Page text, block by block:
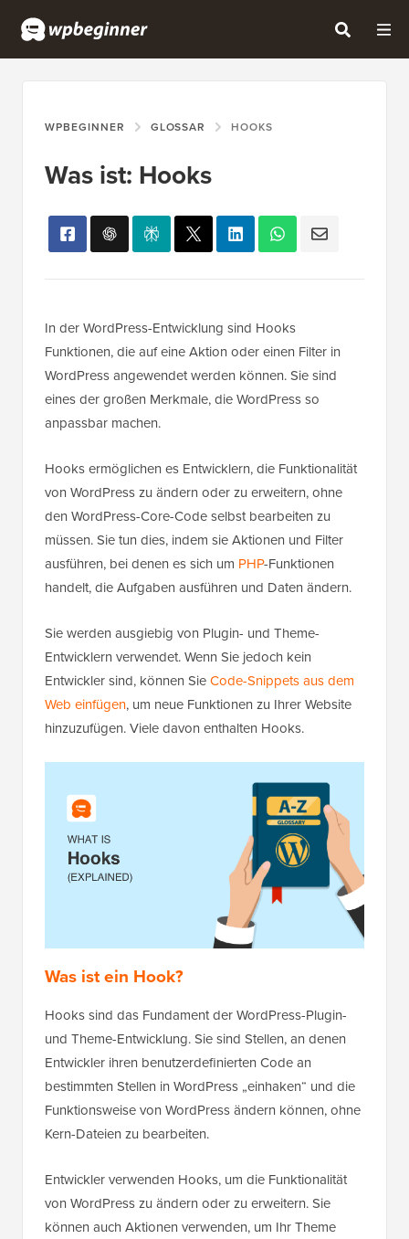
WPBEGINNER GLOSSAR HOOKS
Was ist: Hooks
In der WordPress-Entwicklung sind Hooks
Funktionen, die auf eine Aktion oder einen Filter in
WordPress angewendet werden können. Sie sind
eines der großen Merkmale, die WordPress so
anpassbar machen.
Hooks ermöglichen es Entwicklern, die Funktionalität
von WordPress zu ändern oder zu erweitern, ohne
den WordPress-Core-Code selbst bearbeiten zu
müssen. Sie tun dies, indem sie Aktionen und Filter
ausführen, bei denen es sich um PHP-Funktionen
handelt, die Aufgaben ausführen und Daten ändern.
Sie werden ausgiebig von Plugin- und Theme-
Entwicklern verwendet. Wenn Sie jedoch kein
Entwickler sind, können SieCode-Snippets aus dem
Web einfügen, um neue Funktionen zu Ihrer Website
hinzuzufügen. Viele davon enthalten Hooks.
Was ist ein Hook?
Hooks sind das Fundament der WordPress-Plugin-
und Theme-Entwicklung. Sie sind Stellen, an denen
Entwickler ihren benutzerdefinierten Code an
bestimmten Stellen in WordPress „einhaken“ und die
Funktionsweise von WordPress ändern können, ohne
Kern-Dateien zu bearbeiten.
Entwickler verwenden Hooks, um die Funktionalität
von WordPress zu ändern oder zu erweitern. Sie
können auch Aktionen verwenden, um Ihr Theme